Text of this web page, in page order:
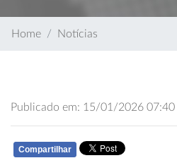
Home Notícias
Publicado em: 15/01/2026 07:40
Compartilhar